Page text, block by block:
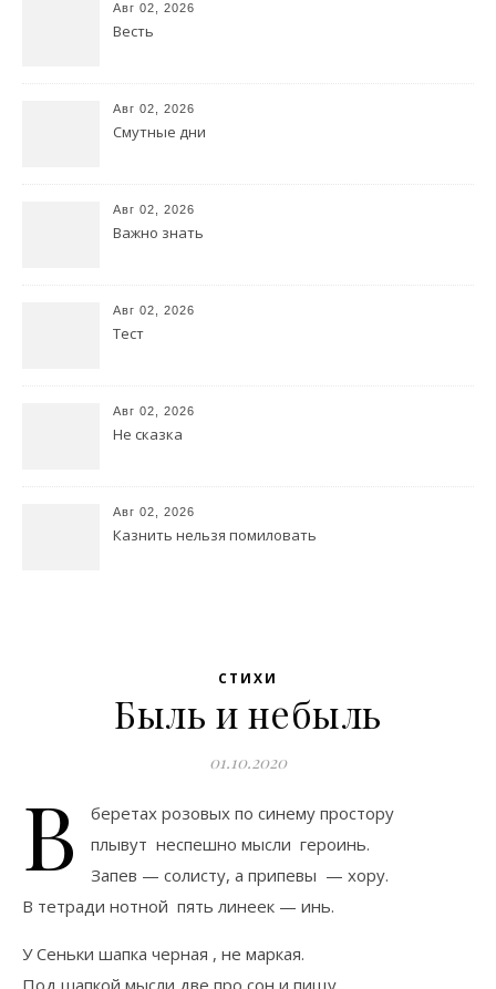
Авг 02, 2026
Весть
Авг 02, 2026
Смутные дни
Авг 02, 2026
Важно знать
Авг 02, 2026
Тест
Авг 02, 2026
Не сказка
Авг 02, 2026
Казнить нельзя помиловать
СТИХИ
Быль и небыль
01.10.2020
В
беретах розовых по синему простору
плывут неспешно мысли героинь.
Запев — солисту, а припевы — хору.
В тетради нотной пять линеек — инь.
У Сеньки шапка черная , не маркая.
Под шапкой мысли две про сон и пищу.